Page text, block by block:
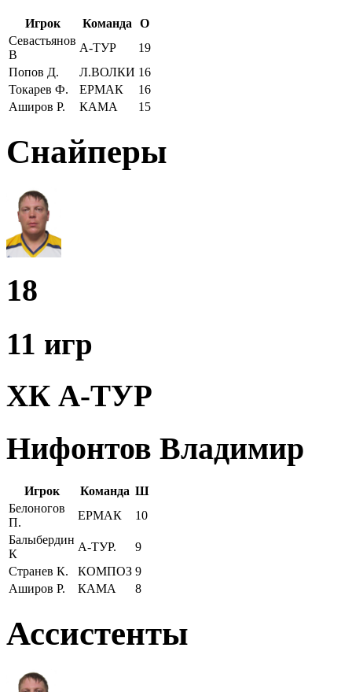
Игрок Команда
О
Севастьянов
В
А-ТУР
19
Попов Д.
Л.ВОЛКИ 16
Токарев Ф.
ЕРМАК
16
Аширов Р.
КАМА 15
Снайперы
18
11 игр
ХК А-ТУР
Нифонтов Владимир
Игрок Команда Ш
Белоногов
П.
ЕРМАК
10
Балыбердин
К
А-ТУР.
9
Странев К.
КОМПОЗ 9
Аширов Р.
КАМА 8
Ассистенты